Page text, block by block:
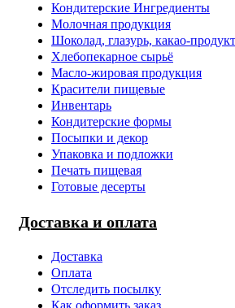
Кондитерские Ингредиенты
Молочная продукция
Шоколад, глазурь, какао-
Хлебопекарное сырьё
Масло-жировая продукция
Красители пищевые
Инвентарь
Кондитерские формы
Посыпки и декор
Упаковка и подложки
Печать пищевая
Готовые десерты
Доставка и оплата
Доставка
Оплата
Отследить посылку